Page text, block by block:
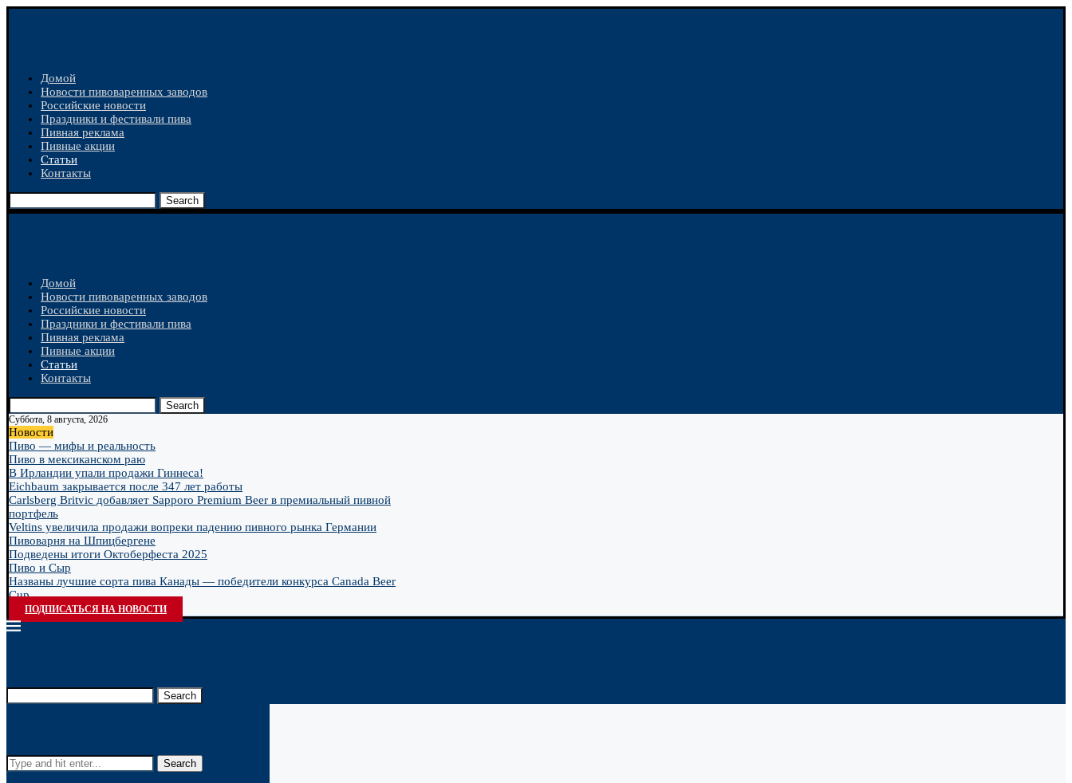
Домой
Новости пивоваренных заводов
Российские новости
Праздники и фестивали пива
Пивная реклама
Пивные акции
Статьи
Контакты
Search
Домой
Новости пивоваренных заводов
Российские новости
Праздники и фестивали пива
Пивная реклама
Пивные акции
Статьи
Контакты
Search
Суббота, 8 августа, 2026
Новости
Пиво — мифы и реальность
Пиво в мексиканском раю
В Ирландии упали продажи Гиннеса!
Eichbaum закрывается после 347 лет работы
Carlsberg Britvic добавляет Sapporo Premium Beer в премиальный пивной
портфель
Veltins увеличила продажи вопреки падению пивного рынка Германии
Пивоварня на Шпицбергене
Подведены итоги Октоберфеста 2025
Пиво и Сыр
Названы лучшие сорта пива Канады — победители конкурса Canada Beer
Cup...
ПОДПИСАТЬСЯ НА НОВОСТИ
Search
Search